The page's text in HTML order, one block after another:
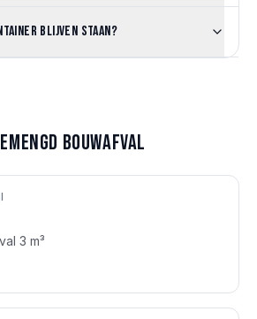
blijven staan?
bouwafval
3 m³